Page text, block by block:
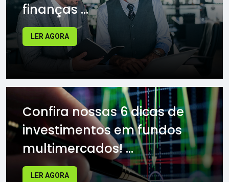
finanças ...
LER AGORA
Confira nossas 6 dicas de
investimentos em fundos
multimercados! ...
LER AGORA